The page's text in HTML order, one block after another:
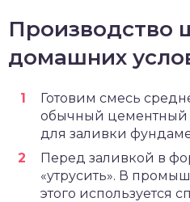
Производство
домашних
Готовим смесь
обычный цементный
для заливки
Перед заливкой в
«утрусить». В
этого используется